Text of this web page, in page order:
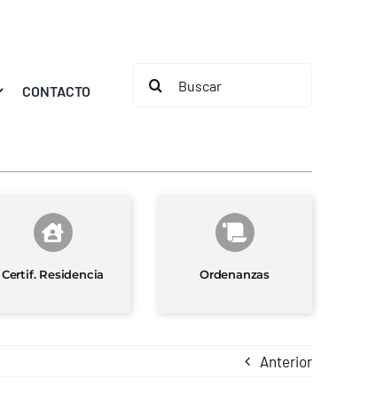
CONTACTO
Buscar:
Certif. Residencia Ordenanzas
Anterior